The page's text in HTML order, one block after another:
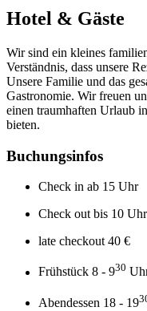
Hotel & Gäste
Wir sind ein kleines
Verständnis, dass unsere
Unsere Familie und das
Gastronomie. Wir freuen
einen traumhaften Urlaub
bieten.
Buchungsinfos
Check in ab 15 Uhr
Check out bis 10 Uhr
late checkout 40 €
Frühstück 8 - 930
Abendessen 18 - 19